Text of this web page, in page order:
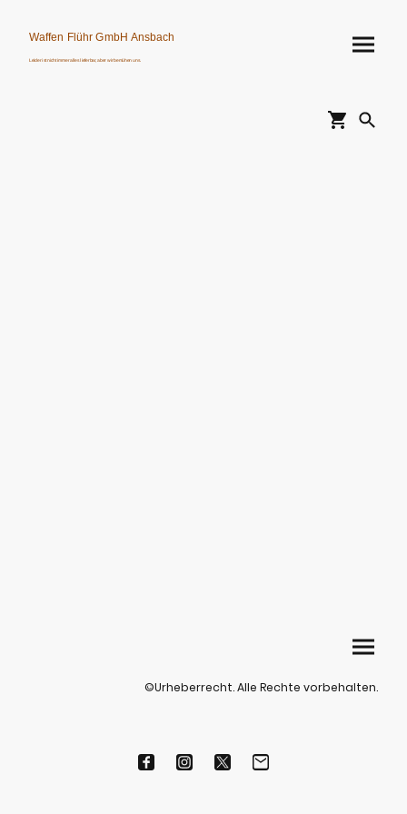
Waffen Flühr GmbH Ansbach
Leider ist nicht immer alles lieferbar, aber wir bemühen uns.
©Urheberrecht. Alle Rechte vorbehalten.